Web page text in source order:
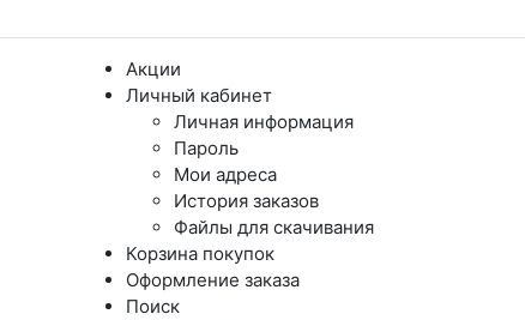
Акции
Личный кабинет
Личная информация
Пароль
Мои адреса
История заказов
Файлы для скачивания
Корзина покупок
Оформление заказа
Поиск